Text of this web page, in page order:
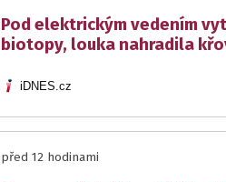
Pod elektrickým vedením
biotopy, louka nahradila
iDNES.cz
před 12 hodinami